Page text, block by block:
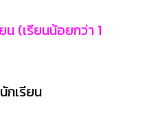
น (เรียนน้อยกว่า 1
เรียน